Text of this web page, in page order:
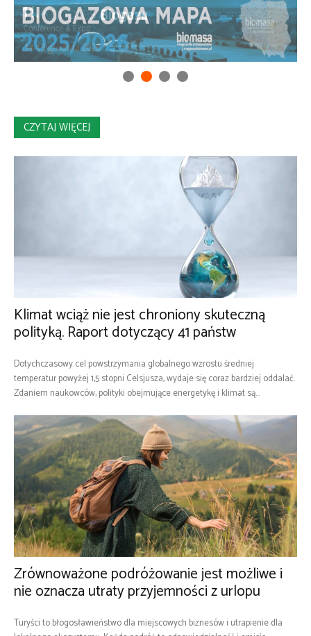
CZYTAJ WIĘCEJ
Klimat wciąż nie jest chroniony skuteczną
polityką. Raport dotyczący 41 państw
Dotychczasowy cel powstrzymania globalnego wzrostu średniej
temperatur powyżej 1,5 stopni Celsjusza, wydaje się coraz bardziej oddalać.
Zdaniem naukowców, polityki obejmujące energetykę i klimat są...
Zrównoważone podróżowanie jest możliwe i
nie oznacza utraty przyjemności z urlopu
Turyści to błogosławieństwo dla miejscowych biznesów i utrapienie dla